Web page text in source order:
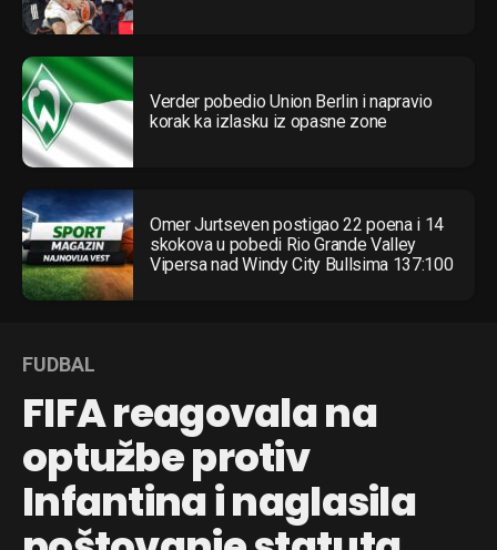
Verder pobedio Union Berlin i napravio
korak ka izlasku iz opasne zone
Omer Jurtseven postigao 22 poena i 14
skokova u pobedi Rio Grande Valley
Vipersa nad Windy City Bullsima 137:100
FUDBAL
FIFA reagovala na
optužbe protiv
Infantina i naglasila